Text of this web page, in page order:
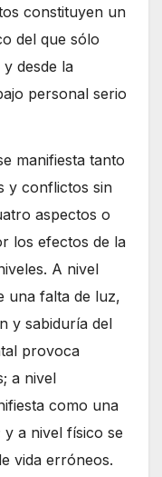
constituyen un
del que sólo
desde la
personal serio
manifiesta tanto
y conflictos sin
aspectos o
los efectos de la
A nivel
una falta de luz,
y sabiduría del
provoca
a nivel
como una
y a nivel físico se
vida erróneos.